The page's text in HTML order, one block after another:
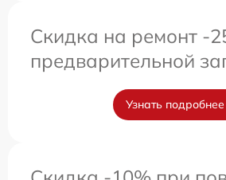
Скидка на ремонт -
предварительной
Узнать подробнее